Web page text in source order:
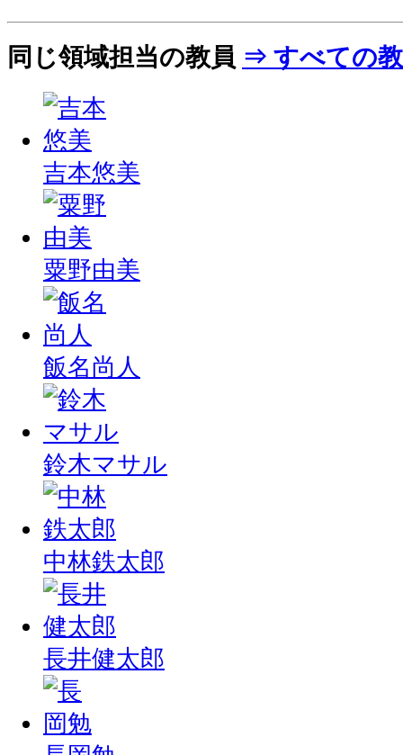
同じ領域担当の教員 ⇒ すべての
吉本悠美
粟野由美
飯名尚人
鈴木マサル
中林鉄太郎
長井健太郎